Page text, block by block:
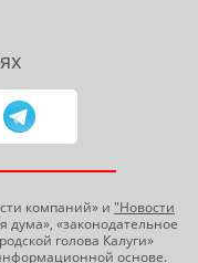
компаний» и "Новости
дума», «законодательное
голова Калуги»
основе.